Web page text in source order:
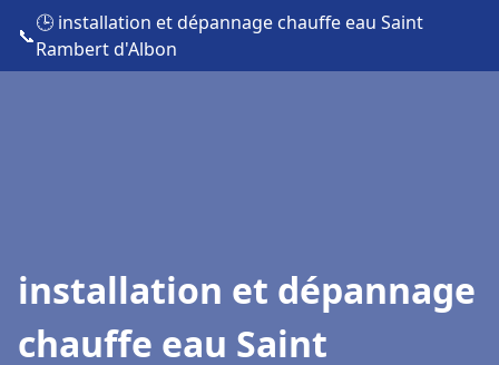
📞
🕒 installation et dépannage chauffe eau Saint
Rambert d'Albon
installation et dépannage
chauffe eau Saint